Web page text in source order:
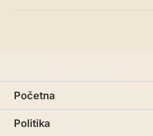
Početna
Politika